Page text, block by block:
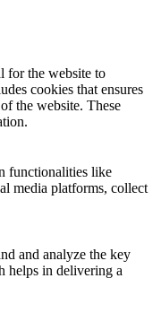
for the website to
cookies that ensures
the website. These
functionalities like
media platforms, collect
and analyze the key
helps in delivering a